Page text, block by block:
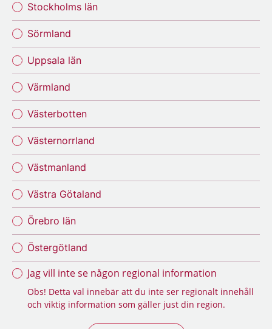
Stockholms län
Sörmland
Uppsala län
Värmland
Västerbotten
Västernorrland
Västmanland
Västra Götaland
Örebro län
Östergötland
Jag vill inte se någon regional information
Obs! Detta val innebär att du inte ser regionalt innehåll
och viktig information som gäller just din region.